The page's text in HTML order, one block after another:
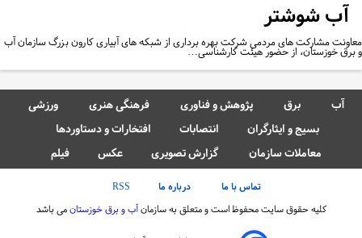
آب شوشتر
مشارکت های مردمی شرکت بهره برداری از شبکه های آبیاری کارون بزرگ سازمان آب
خوزستان، از حضور هیئت کارشناسی…
آب برق پژوهش و فناوری فرهنگی هنری
ورزشی
بسیج و ایثارگران
انتصابات
افتخارات و دستاوردها
معاملات سازمان
گزارش تصویری عکس فیلم
تماس با ما درباره ما
RSS
کلیه حقوق سایت محفوظ است و متعلق به سازمانآب و برق خوزستانمی باشد